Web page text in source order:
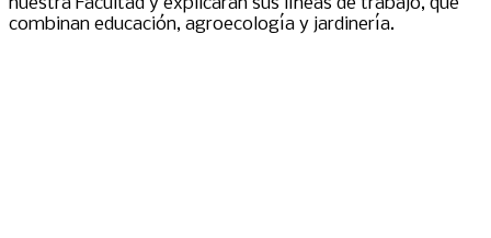
combinan educación, agroecología y jardinería.